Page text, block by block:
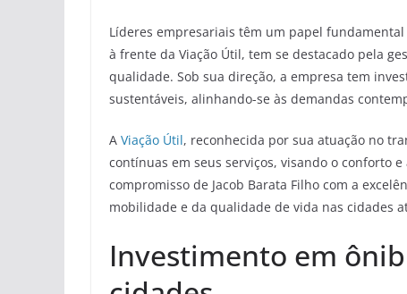
Líderes empresariais têm um papel
à frente da Viação Útil, tem se destacado pela
qualidade. Sob sua direção, a empresa tem
sustentáveis, alinhando-se às demandas
A Viação Útil, reconhecida por sua atuação no
contínuas em seus serviços, visando o conforto
compromisso de Jacob Barata Filho com a
mobilidade e da qualidade de vida nas cidades
Investimento em